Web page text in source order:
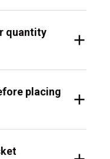
quantity
placing